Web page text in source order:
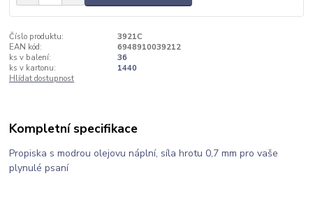
Číslo produktu:
3921C
EAN kód:
6948910039212
ks v balení:
36
ks v kartonu:
1440
Hlídat dostupnost
Kompletní specifikace
Propiska s modrou olejovu náplní, síla hrotu 0,7 mm pro vaše
plynulé psaní